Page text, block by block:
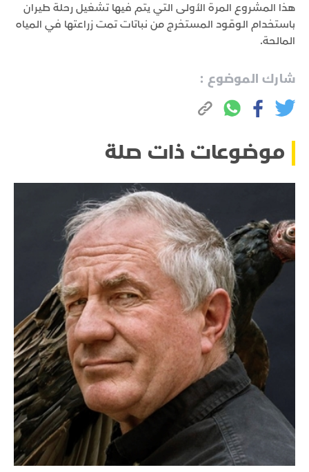
هذا المشروع المرة الأولى التي يتم فيها تشغيل رحلة طيران
باستخدام الوقود المستخرج من نباتات تمت زراعتها في المياه
المالحة.
شارك الموضوع :
موضوعات ذات صلة